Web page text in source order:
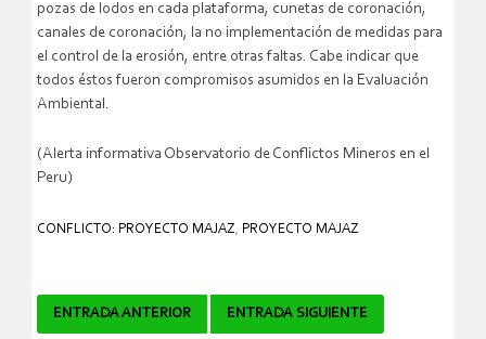
pozas de lodos en cada plataforma, cunetas de coronación,
canales de coronación, la no implementación de medidas para
el control de la erosión, entre otras faltas. Cabe indicar que
todos éstos fueron compromisos asumidos en la Evaluación
Ambiental.
(Alerta informativa Observatorio de Conflictos Mineros en el
Peru)
CONFLICTO: PROYECTO MAJAZ, PROYECTO MAJAZ
Navegador
ENTRADA ANTERIOR ENTRADA SIGUIENTE